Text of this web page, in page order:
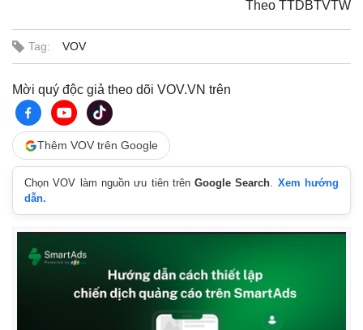
Quan sát
Cuộc sống đó đây
E-Magazine
Infographic
Theo TTDBTVTW
Tag: VOV
Mời quý độc giả theo dõi VOV.VN trên
Thêm VOV trên Google
Chọn VOV làm nguồn ưu tiên trênGoogle Search. Xem hướng
dẫn.